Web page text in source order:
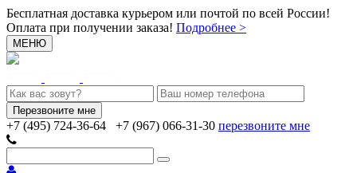
Бесплатная доставка курьером или почтой по всей России!
Оплата при получении заказа! Подробнее >
МЕНЮ
+7 (495) 724-36-64 +7 (967) 066-31-30 перезвоните мне